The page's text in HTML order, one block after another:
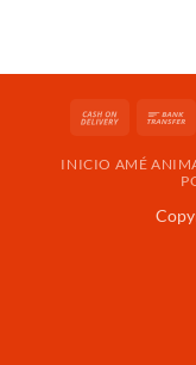
Cash
Delivery
INICIO AMÉ